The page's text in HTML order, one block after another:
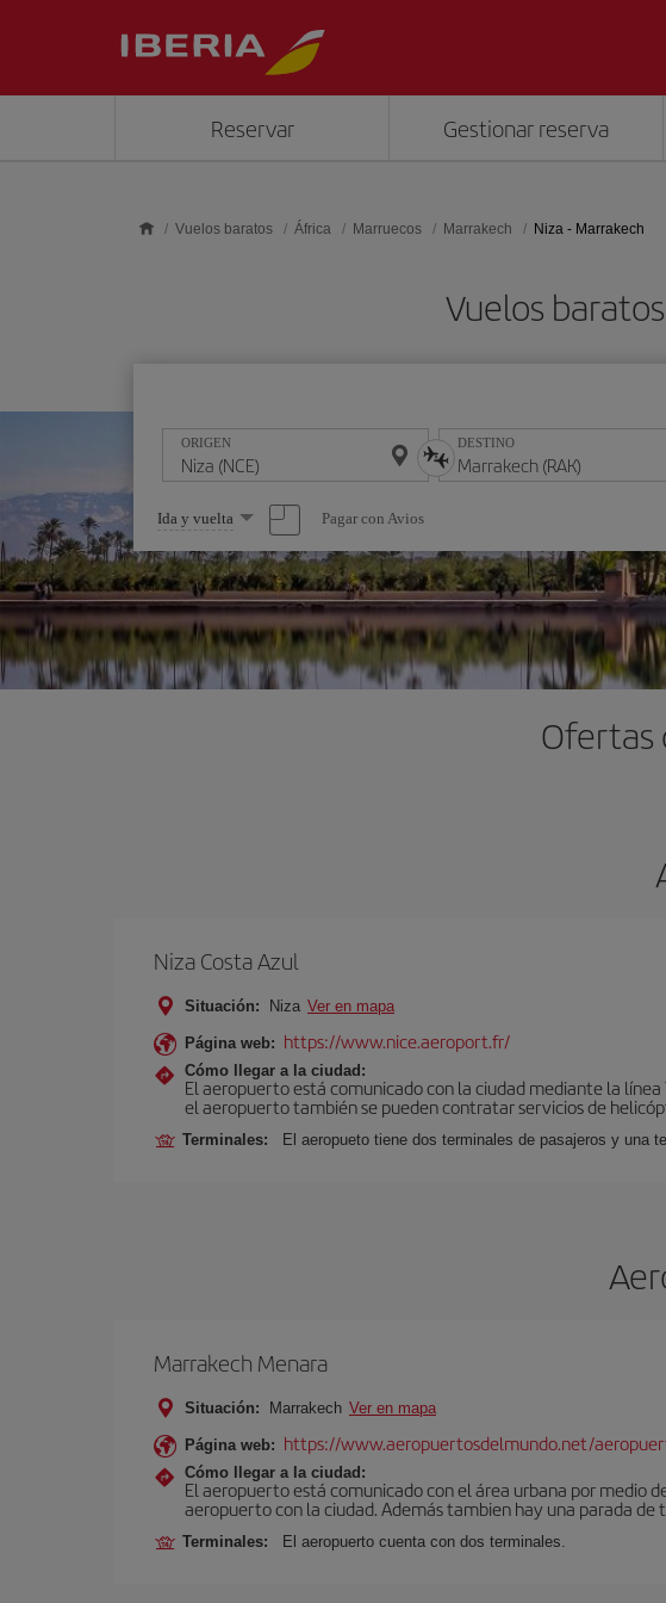
Reservar Gestionar reserva
Vuelos baratos África Marruecos Marrakech Niza - Marrakech
Vuelos
ORIGEN DESTINO
Seleccione
una
opción
Ida y vuelta Pagar con Avios
Ofertas
Niza Costa Azul
Situación: Niza Ver en mapa
Página web: https://www.nice.aeroport.fr/
Cómo llegar a la ciudad:
El aeropuerto está comunicado con la ciudad mediante la
el aeropuerto también se pueden contratar servicios de
Terminales: El aeropueto tiene dos terminales de pasajeros y una
Marrakech Menara
Situación: Marrakech Ver en mapa
Página web: https://www.aeropuertosdelmundo.net/
Cómo llegar a la ciudad:
El aeropuerto está comunicado con el área urbana por medio
aeropuerto con la ciudad. Además tambien hay una parada de
Terminales: El aeropuerto cuenta con dos terminales.